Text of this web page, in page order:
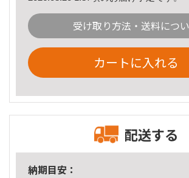
受け取り方法・送料につ
カートに入れる
配送する
納期目安：